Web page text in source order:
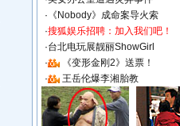
· 《Nobody》成命案导火索
·搜狐娱乐招聘：加入我们吧！
·台北电玩展靓丽ShowGirl
·
《变形金刚2》送票！
·
王岳伦爆李湘胎教